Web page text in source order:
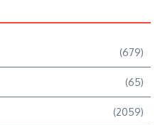
(679)
(65)
(2059)